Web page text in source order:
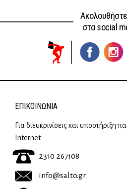
45,00 €.
στα social
ΕΠΙΚΟΙΝΩΝΊΑ
Για διευκρινίσεις και υποστήριξη
Internet
2310 267108
info@salto.gr